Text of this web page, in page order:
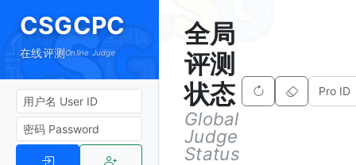
CSGCPC
在线评测Online Judge
全局
评测
状态
Global
Judge
Status